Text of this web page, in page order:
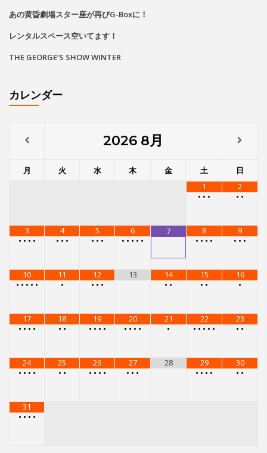
あの黄昏劇場スター座が再びG-Boxに！
レンタルスペース空いてます！
THE GEORGE’S SHOW WINTER
カレンダー
2026 8月
月 火 水 木 金 土
日
1
• • •
2
• •
3
• • • •
4
• • •
5
• • •
6
• • • • •
7
8
• • • •
9
• • •
10
• • • • •
11
•
12
• • •
13
14
• •
15
• •
16
•
17
• • • •
18
• •
19
• • • •
20
• • • •
21
•
22
• • • • •
23
• •
24
• • • •
25
• •
26
• • • •
27
• • •
28
29
• • • •
30
• •
31
• • • •